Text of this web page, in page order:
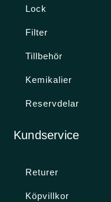
Lock
Filter
Tillbehör
Kemikalier
Reservdelar
Kundservice
Returer
Köpvillkor